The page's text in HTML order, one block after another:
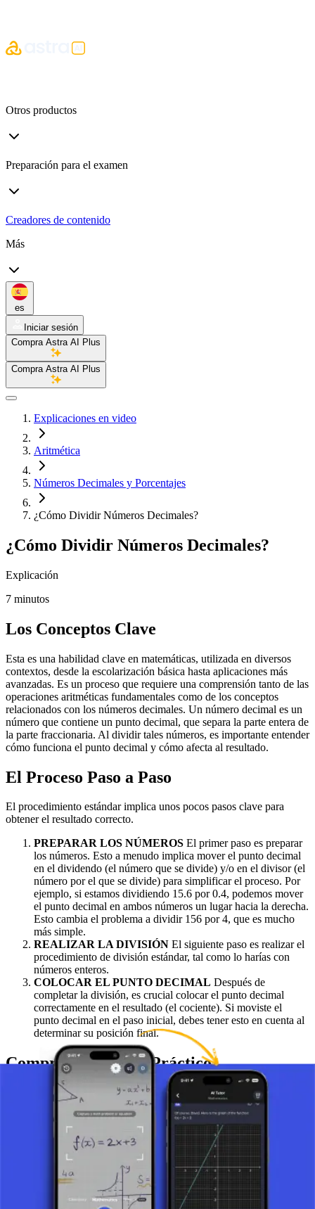
Otros productos
Preparación para el examen
Creadores de contenido
Más
es
Iniciar sesión
Compra Astra AI Plus
Compra Astra AI Plus
Explicaciones en video
Aritmética
Números Decimales y Porcentajes
¿Cómo Dividir Números Decimales?
¿Cómo Dividir Números Decimales?
Explicación
7 minutos
Los Conceptos Clave
Esta es una habilidad clave en matemáticas, utilizada en diversos
contextos, desde la escolarización básica hasta aplicaciones más
avanzadas. Es un proceso que requiere una comprensión tanto de las
operaciones aritméticas fundamentales como de los conceptos
relacionados con los números decimales. Un número decimal es un
número que contiene un punto decimal, que separa la parte entera de
la parte fraccionaria. Al dividir tales números, es importante entender
cómo funciona el punto decimal y cómo afecta al resultado.
El Proceso Paso a Paso
El procedimiento estándar implica unos pocos pasos clave para
obtener el resultado correcto.
PREPARAR LOS NÚMEROS El primer paso es preparar
los números. Esto a menudo implica mover el punto decimal
en el dividendo (el número que se divide) y/o en el divisor (el
número por el que se divide) para simplificar el proceso. Por
ejemplo, si estamos dividiendo 15.6 por 0.4, podemos mover
el punto decimal en ambos números un lugar hacia la derecha.
Esto cambia el problema a dividir 156 por 4, que es mucho
más simple.
REALIZAR LA DIVISIÓN El siguiente paso es realizar el
procedimiento de división estándar, tal como lo harías con
números enteros.
COLOCAR EL PUNTO DECIMAL Después de
completar la división, es crucial colocar el punto decimal
correctamente en el resultado (el cociente). Si moviste el
punto decimal en el paso inicial, debes tener esto en cuenta al
determinar su posición final.
Comprensión y Uso Práctico
Comprender este concepto es importante no solo para resolver
problemas de matemáticas, sino también para aplicaciones prácticas
como cálculos financieros, mediciones y la vida cotidiana. Esta
habilidad nos permite trabajar con precisión con los números y
comprender las relaciones entre ellos, lo cual es crucial para muchos
aspectos del mundo moderno.
Conclusión